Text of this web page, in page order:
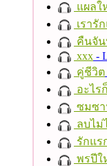
แผลใ
เรารั
คืนจั
xxx -
คู่ชีวิต
อะไร
ซมซ
ลบไม่
รักแร
พรปีใ